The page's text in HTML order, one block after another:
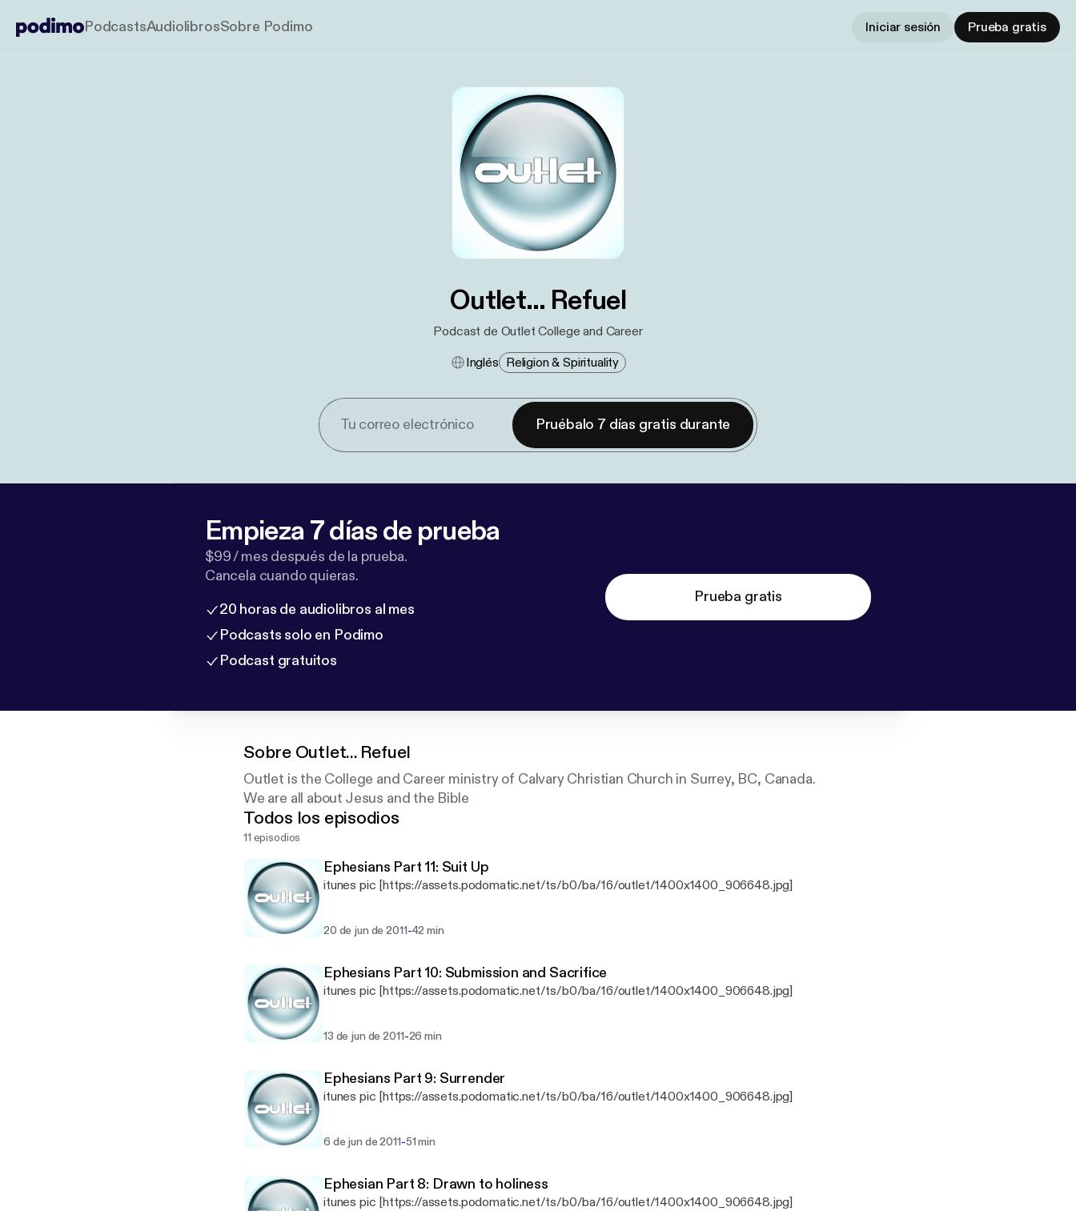
PodcastsAudiolibrosSobre Podimo Iniciar sesión Prueba gratis
Outlet... Refuel
Podcast de Outlet College and Career
Inglés Religion & Spirituality
Pruébalo 7 días gratis durante
Empieza 7 días de prueba
$99 / mes después de la prueba.
Cancela cuando quieras.
20 horas de audiolibros al mes
Podcasts solo en Podimo
Podcast gratuitos
Prueba gratis
Sobre Outlet... Refuel
Outlet is the College and Career ministry of Calvary Christian Church in Surrey, BC, Canada.
We are all about Jesus and the Bible
Todos los episodios
11 episodios
Ephesians Part 11: Suit Up
itunes pic [https://assets.podomatic.net/ts/b0/ba/16/outlet/1400x1400_906648.jpg]
20 de jun de 2011-42 min
Ephesians Part 10: Submission and Sacrifice
itunes pic [https://assets.podomatic.net/ts/b0/ba/16/outlet/1400x1400_906648.jpg]
13 de jun de 2011-26 min
Ephesians Part 9: Surrender
itunes pic [https://assets.podomatic.net/ts/b0/ba/16/outlet/1400x1400_906648.jpg]
6 de jun de 2011-51 min
Ephesian Part 8: Drawn to holiness
itunes pic [https://assets.podomatic.net/ts/b0/ba/16/outlet/1400x1400_906648.jpg]